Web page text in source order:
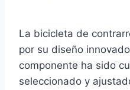
La bicicleta de
por su diseño
componente ha sido
seleccionado y